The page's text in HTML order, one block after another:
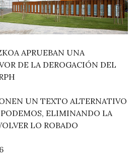
APRUEBAN UNA
DE LA DEROGACIÓN DEL
UN TEXTO ALTERNATIVO
ELIMINANDO LA
LO ROBADO